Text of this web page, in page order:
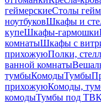
геймерскиеСтолы
ноутбуковШкафы и
купеШкафы-гармошки
комнатыШкафы с
прихожуюПолки,
ванной комнаты
тумбыКомодыТумбы
прихожуюКомоды,
комодыТумбы под ТВ